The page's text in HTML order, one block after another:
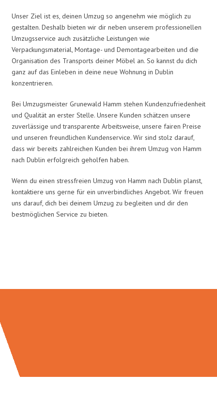
Unser Ziel ist es, deinen Umzug so angenehm wie möglich zu
gestalten. Deshalb bieten wir dir neben unserem professionellen
Umzugsservice auch zusätzliche Leistungen wie
Verpackungsmaterial, Montage- und Demontagearbeiten und die
Organisation des Transports deiner Möbel an. So kannst du dich
ganz auf das Einleben in deine neue Wohnung in Dublin
konzentrieren.
Bei Umzugsmeister Grunewald Hamm stehen Kundenzufriedenheit
und Qualität an erster Stelle. Unsere Kunden schätzen unsere
zuverlässige und transparente Arbeitsweise, unsere fairen Preise
und unseren freundlichen Kundenservice. Wir sind stolz darauf,
dass wir bereits zahlreichen Kunden bei ihrem Umzug von Hamm
nach Dublin erfolgreich geholfen haben.
Wenn du einen stressfreien Umzug von Hamm nach Dublin planst,
kontaktiere uns gerne für ein unverbindliches Angebot. Wir freuen
uns darauf, dich bei deinem Umzug zu begleiten und dir den
bestmöglichen Service zu bieten.